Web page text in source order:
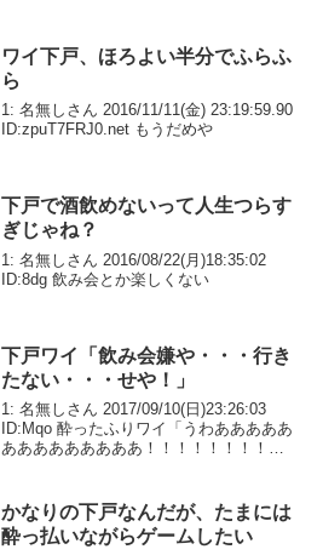
ワイ下戸、ほろよい半分でふらふ
ら
1: 名無しさん 2016/11/11(金) 23:19:59.90
ID:zpuT7FRJ0.net もうだめや
下戸で酒飲めないって人生つらす
ぎじゃね？
1: 名無しさん 2016/08/22(月)18:35:02
ID:8dg 飲み会とか楽しくない
下戸ワイ「飲み会嫌や・・・行き
たない・・・せや！」
1: 名無しさん 2017/09/10(日)23:26:03
ID:Mqo 酔ったふりワイ「うわあああああ
あああああああああ！！！！！！！！
「やったぜ」
かなりの下戸なんだが、たまには
酔っ払いながらゲームしたい